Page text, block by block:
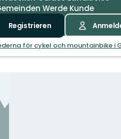
Werde Kunde
Registrieren
för cykel och mountainbike i